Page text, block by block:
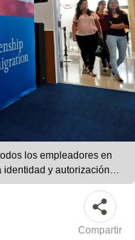
los empleadores en
identidad y autorización
Compartir